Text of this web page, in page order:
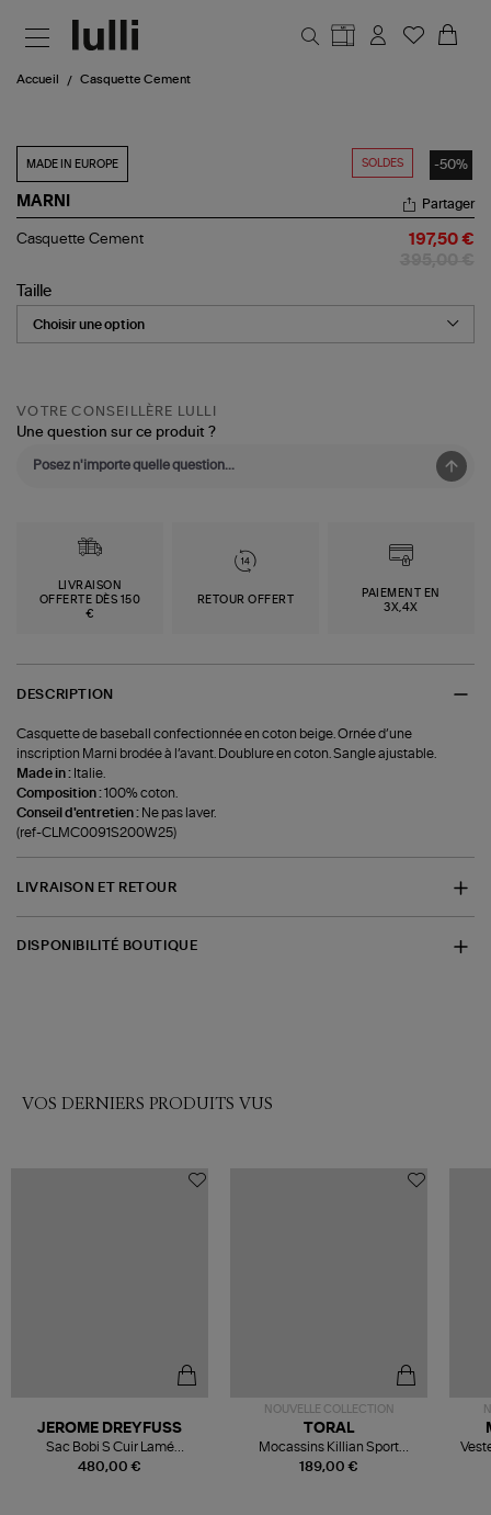
Accueil Casquette Cement
SOLDES -50%
MADE IN EUROPE
MARNI
Casquette
Partager
Casquette Cement 197,50 €
Taille
VOTRE CONSEILLÈRE LULLI
Une question sur ce produit ?
LIVRAISON
OFFERTE DÈS 150
€
RETOUR OFFERT
PAIEMENT EN
3X,4X
DESCRIPTION
Casquette de baseball confectionnée en coton beige. Ornée d’une
inscription Marni brodée à l’avant. Doublure en coton. Sangle ajustable.
Made in : Italie.
Composition :100% coton.
Conseil d'entretien : Ne pas laver.
(ref-CLMC0091S200W25)
LIVRAISON ET RETOUR
DISPONIBILITÉ BOUTIQUE
VOS DERNIERS PRODUITS VUS
480,00 €
JEROME DREYFUSS
Sac Bobi S Cuir Lamé
Champagne
NOUVELLE COLLECTION
189,00 €
TORAL
Mocassins Killian Sport
Mousse